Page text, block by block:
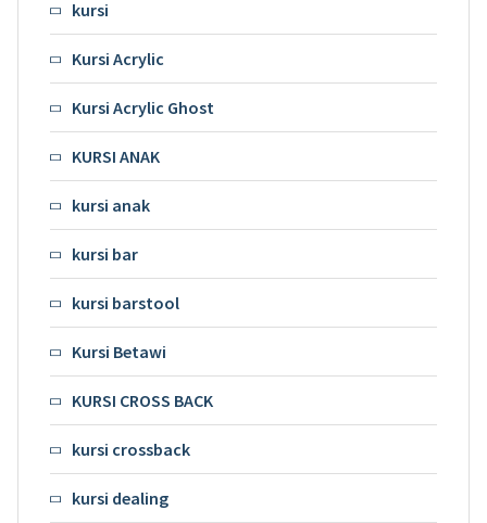
kursi
Kursi Acrylic
Kursi Acrylic Ghost
KURSI ANAK
kursi anak
kursi bar
kursi barstool
Kursi Betawi
KURSI CROSS BACK
kursi crossback
kursi dealing